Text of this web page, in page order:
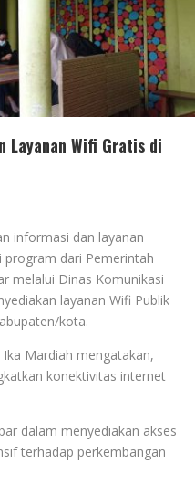
Layanan Wifi Gratis di
informasi dan layanan
dari Pemerintah
melalui Dinas Komunikasi
layanan Wifi Publik
kota.
Mardiah mengatakan,
konektivitas internet
dalam menyediakan akses
terhadap perkembangan